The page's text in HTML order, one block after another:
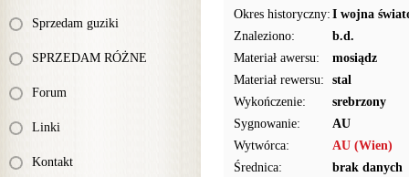
Sprzedam guziki
SPRZEDAM RÓŻNE
Forum
Linki
Kontakt
Okres historyczny: I wojna
Znaleziono:
b.d.
Materiał awersu:
mosiądz
Materiał rewersu:
stal
Wykończenie:
srebrzony
Sygnowanie:
AU
Wytwórca:
AU (Wien)
Średnica:
brak danych